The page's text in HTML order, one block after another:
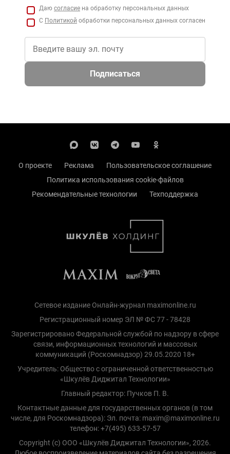
Даю согласие на обработку персональных данных
С Политикой обработки персональных данных согласен
Подписаться
О проекте Реклама
Пользовательское соглашение
Политика использования cookie-файлов
Рекомендательные технологии
Техподдержка
Сетевое издание Онлайн-журнал maximonline.ru
Регистрационный номер ЭЛ № ФС 77 - 78428
Зарегистрировано Федеральной службой по надзору в сфере
связи, информационных технологий и массовых
коммуникаций (Роскомнадзор) 29.05.2020 18+
Учредитель: Общество с ограниченной ответственностью
«Шкулёв Диджитал Технологии»
Главный редактор: Пучков П. В.
Контактные данные для государственных органов (в том
числе, для Роскомнадзора): Эл. почта: maxim@maximonline.ru
телефон: +7(495) 633-57-57
Copyright (с) ООО «Шкулёв Диджитал Технологии», 2026.